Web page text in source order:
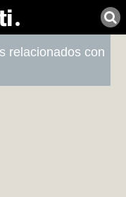
relacionados con